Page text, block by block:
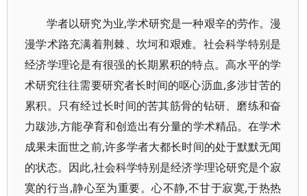
学者以研究为业,学术研究是一种艰辛的劳作。漫
漫学术路充满着荆棘、坎坷和艰难。社会科学特别是
经济学理论是有很强的长期累积的特点。高水平的学
术研究往往需要研究者长时间的呕心沥血,多涉甘苦的
累积。只有经过长时间的苦其筋骨的钻研、磨练和奋
力跋涉,方能孕育和创造出有分量的学术精品。在学术
成果未面世之前,许多学者大都长时间的处于默默无闻
的状态。因此,社会科学特别是经济学理论研究是个寂
寞的行当,静心至为重要。心不静,不甘于寂寞,于热热